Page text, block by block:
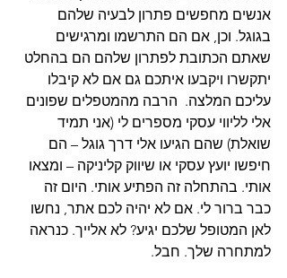
אנשים מחפשים פתרון לבעיה שלהם
בגוגל. וכן, אם הם התרשמו ומרגישים
שאתם הכתובת לפתרון שלהם הם בהחלט
יתקשרו ויקבעו איתכם גם אם לא קיבלו
עליכם המלצה.  הרבה מהמטפלים שפונים
אלי לליווי עסקי מספרים לי (אני תמיד
שואלת) שהם הגיעו אלי דרך גוגל – הם
חיפשו יועץ עסקי או שיווק קליניקה – ומצאו
אותי. בהתחלה זה הפתיע אותי. היום זה
כבר ברור לי. אם לא יהיה לכם אתר, נחשו
לאן המטופל שלכם יגיע? לא אלייך. כנראה
למתחרה שלך. חבל.